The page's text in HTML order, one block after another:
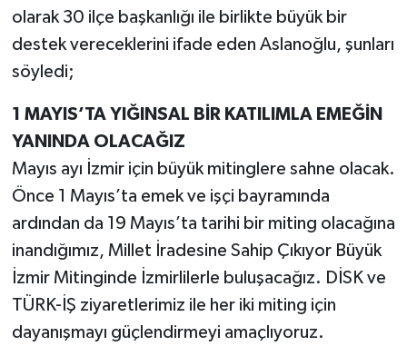
olarak 30 ilçe başkanlığı ile birlikte büyük bir
destek vereceklerini ifade eden Aslanoğlu, şunları
söyledi;
1 MAYIS’TA YIĞINSAL BİR KATILIMLA EMEĞİN
YANINDA OLACAĞIZ
Mayıs ayı İzmir için büyük mitinglere sahne olacak.
Önce 1 Mayıs’ta emek ve işçi bayramında
ardından da 19 Mayıs’ta tarihi bir miting olacağına
inandığımız, Millet İradesine Sahip Çıkıyor Büyük
İzmir Mitinginde İzmirlilerle buluşacağız. DİSK ve
TÜRK-İŞ ziyaretlerimiz ile her iki miting için
dayanışmayı güçlendirmeyi amaçlıyoruz.